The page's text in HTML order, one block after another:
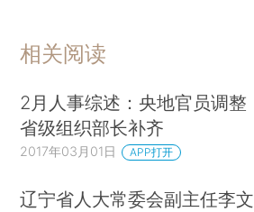
相关阅读
2月人事综述：央地官员调整
省级组织部长补齐
2017年03月01日 APP打开
辽宁省人大常委会副主任李文